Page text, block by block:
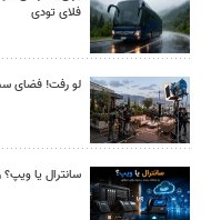
فلای تودی
لو رفت! فضای
سانترال یا